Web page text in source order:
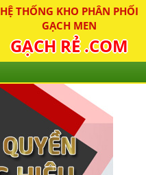
HỆ THỐNG KHO PHÂN PHỐI
GẠCH MEN
GẠCH RẺ .COM